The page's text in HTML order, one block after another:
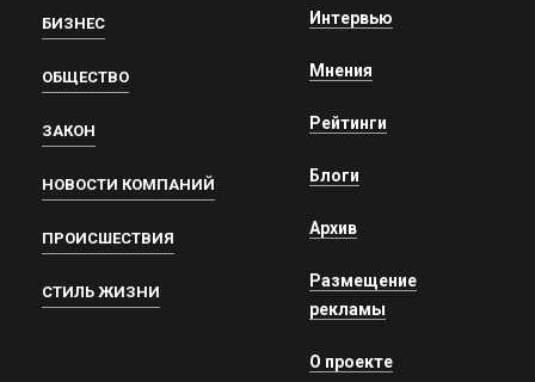
БИЗНЕС
ОБЩЕСТВО
ЗАКОН
НОВОСТИ КОМПАНИЙ
ПРОИСШЕСТВИЯ
СТИЛЬ ЖИЗНИ
Интервью
Мнения
Рейтинги
Блоги
Архив
Размещение
рекламы
О проекте